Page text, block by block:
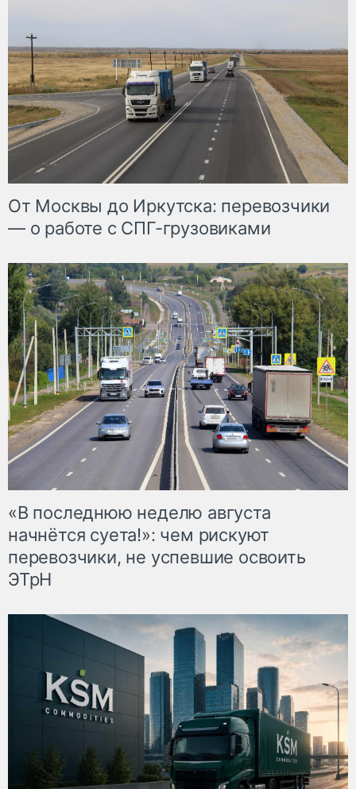
От Москвы до Иркутска: перевозчики
— о работе с СПГ-грузовиками
«В последнюю неделю августа
начнётся суета!»: чем рискуют
перевозчики, не успевшие освоить
ЭТрН